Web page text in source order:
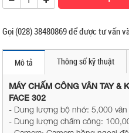
Gọi (028) 38480869 để được tư vấn
Mô tả Thông số kỹ thuật
MÁY CHẤM CÔNG VÂN TAY &
FACE 302
- Dung lượng bộ nhớ: 5,000 vân
- Dung lượng chấm công: